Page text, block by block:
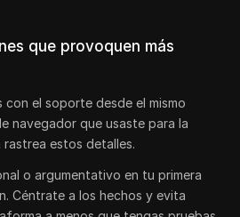
que provoquen más
el soporte desde el mismo
navegador que usaste para la
estos detalles.
o argumentativo en tu primera
Céntrate a los hechos y evita